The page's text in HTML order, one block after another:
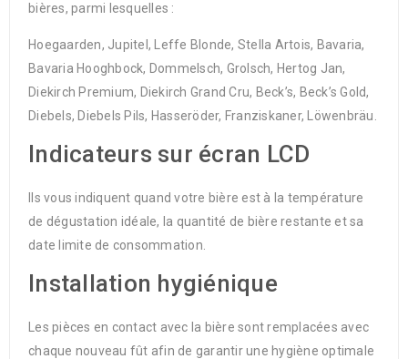
bières, parmi lesquelles :
Hoegaarden, Jupitel, Leffe Blonde, Stella Artois, Bavaria,
Bavaria Hooghbock, Dommelsch, Grolsch, Hertog Jan,
Diekirch Premium, Diekirch Grand Cru, Beck’s, Beck’s Gold,
Diebels, Diebels Pils, Hasseröder, Franziskaner, Löwenbräu.
Indicateurs sur écran LCD
Ils vous indiquent quand votre bière est à la température
de dégustation idéale, la quantité de bière restante et sa
date limite de consommation.
Installation hygiénique
Les pièces en contact avec la bière sont remplacées avec
chaque nouveau fût afin de garantir une hygiène optimale